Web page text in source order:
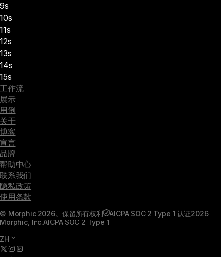
9s
10s
11s
12s
13s
14s
15s
工作流
展示
用例
关于
博客
宣言
品牌
帮助中心
联系我们
隐私政策
使用条款
© Morphic 2026。保留所有权利 AICPA SOC 2 Type 1 认证2026
Morphic, Inc.AICPA SOC 2 Type 1
ZH